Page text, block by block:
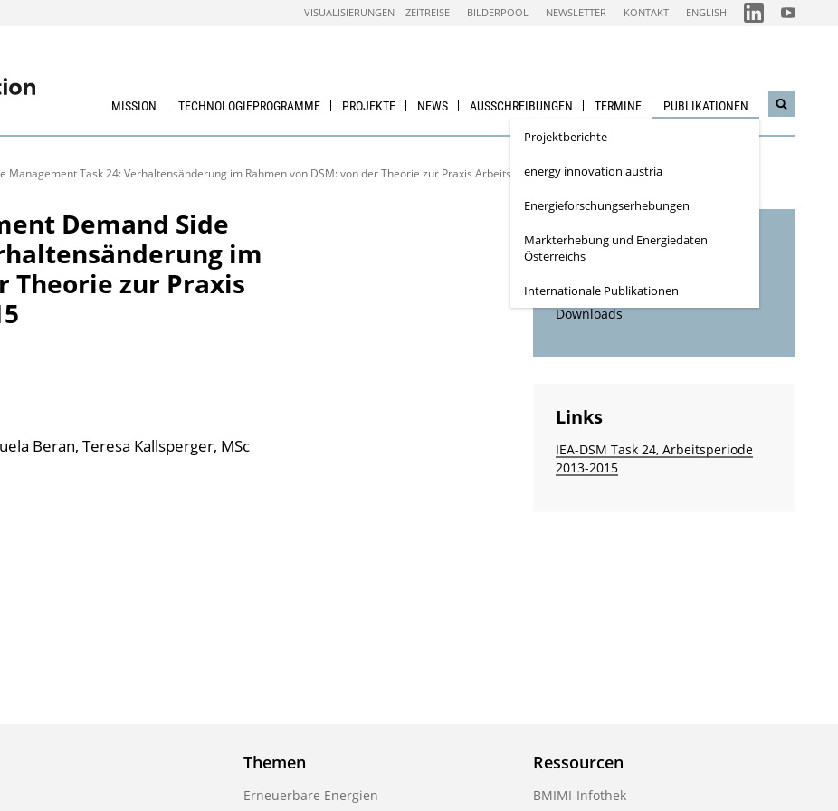
VISUALISIERUNGEN ZEITREISE BILDERPOOL NEWSLETTER KONTAKT ENGLISH FOLGEN
SIE
FOLGEN
SIE
MISSION TECHNOLOGIEPROGRAMME PROJEKTE NEWS AUSSCHREIBUNGEN TERMINE PUBLIKATIONEN
Projektberichte
energy innovation austria
Energieforschungs­erhebungen
Markterhebung und Energiedaten
Österreichs
Internationale Publikationen
Management Task 24: Verhaltensänderung im Rahmen von DSM: von der Theorie zur Praxis Arbeitsperiode 2013 – 2015
Demand Side
im
Theorie zur Praxis
Beran, Teresa Kallsperger, MSc
Inhaltsverzeichnis
Bibliographische Daten
Downloads
Links
IEA-DSM Task 24, Arbeitsperiode
2013-2015
Themen
Erneuerbare Energien
Ressourcen
BMIMI-Infothek